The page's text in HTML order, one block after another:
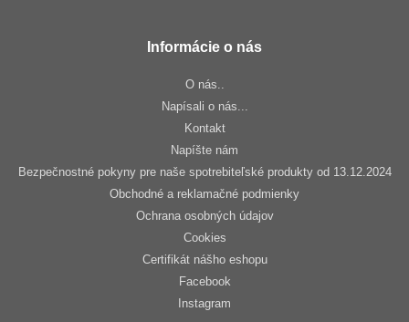
Informácie o nás
O nás..
Napísali o nás...
Kontakt
Napíšte nám
Bezpečnostné pokyny pre naše spotrebiteľské produkty od 13.12.2024
Obchodné a reklamačné podmienky
Ochrana osobných údajov
Cookies
Certifikát nášho eshopu
Facebook
Instagram